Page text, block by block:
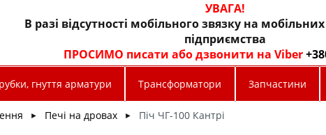
УВАГА!
В разі відсутності мобільного звязку на
підприємства
ПРОСИМО писати або дзвонити на Viber
гнуття арматури Трансформатори Запчастини
► Печі на дровах ► Піч ЧГ-100 Кантрі